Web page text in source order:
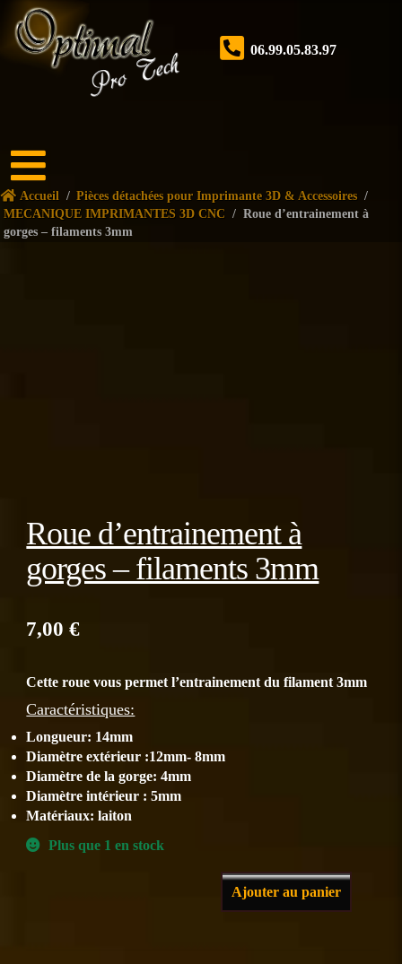
06.99.05.83.97
Accueil
Boutique
Accueil / Pièces détachées pour Imprimante 3D & Accessoires /
MECANIQUE IMPRIMANTES 3D CNC
/ Roue d’entrainement à
gorges – filaments 3mm
Roue d’entrainement à
gorges – filaments 3mm
7,00€
Cette roue vous permet l’entrainement du filament 3mm
Caractéristiques:
Longueur: 14mm
Diamètre extérieur :12mm- 8mm
Diamètre de la gorge: 4mm
Diamètre intérieur : 5mm
Matériaux: laiton
Plus que 1 en stock
Ajouter au panier